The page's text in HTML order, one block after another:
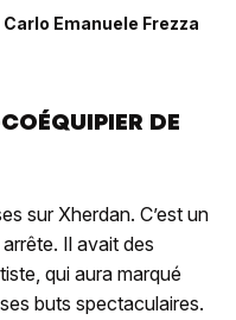
Carlo Emanuele Frezza
DE
sur Xherdan. C’est un
Il avait des
qui aura marqué
buts spectaculaires.